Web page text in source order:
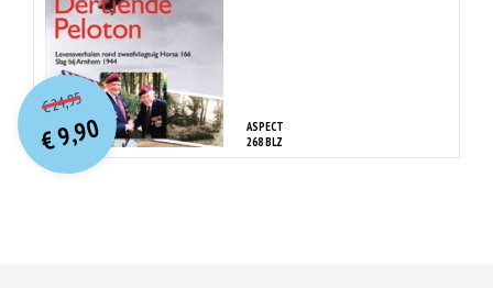
ASPECT
268 BLZ
€24,95O
orspr
onkelijke
prijs
was:
€ 24,95.
€9,90
Huidige
prijs
is:
€ 9,90.